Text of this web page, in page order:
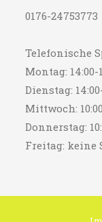
0176-24753773
Telefonische
Montag: 14:00-
Dienstag:
Mittwoch:
Donnerstag:
Freitag: keine